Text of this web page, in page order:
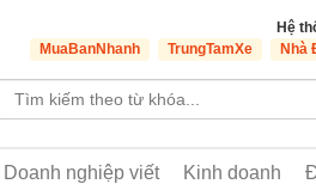
Hệ
MuaBanNhanh
TrungTamXe Nhà
Doanh nghiệp viết Kinh doanh